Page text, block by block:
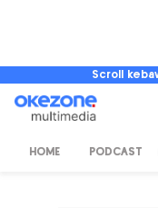
Scroll
HOME PODCAST